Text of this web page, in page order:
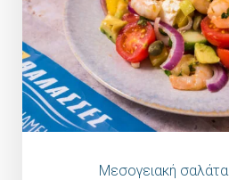
Μεσογειακή